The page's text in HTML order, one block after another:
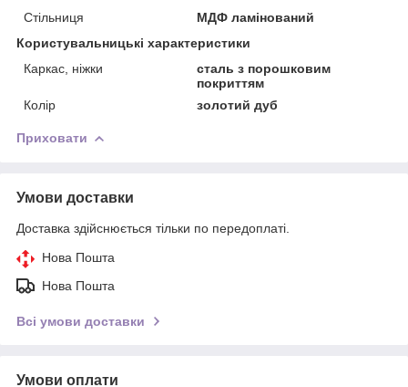
Стільниця
МДФ ламінований
Користувальницькі характеристики
Каркас, ніжки
сталь з порошковим
покриттям
Колір
золотий дуб
Приховати
Умови доставки
Доставка здійснюється тільки по передоплаті.
Нова Пошта
Нова Пошта
Всі умови доставки
Умови оплати